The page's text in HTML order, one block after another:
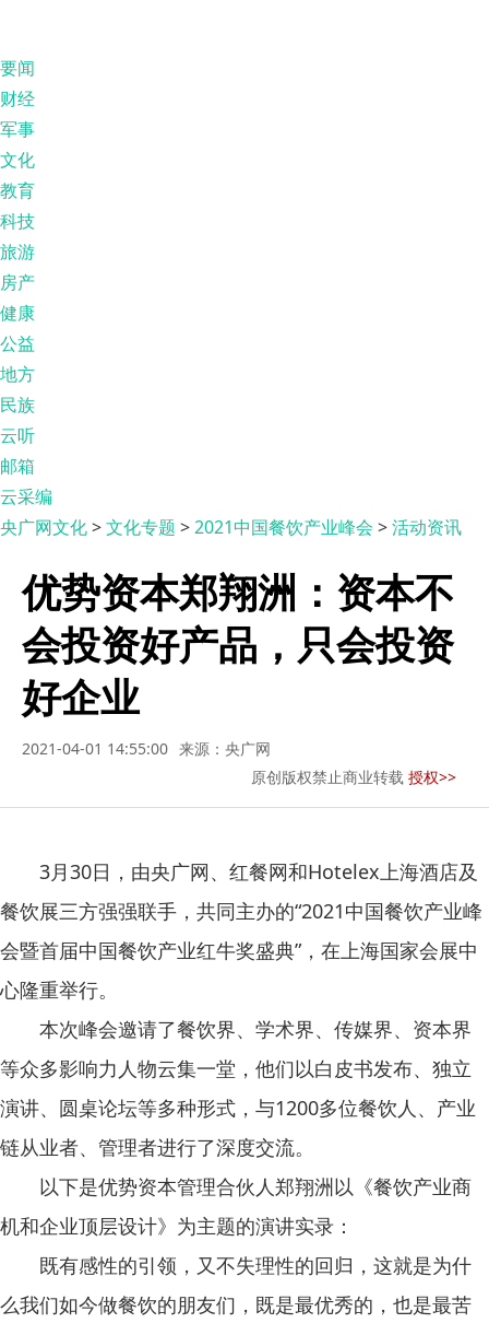
要闻
财经
军事
文化
教育
科技
旅游
房产
健康
公益
地方
民族
云听
邮箱
云采编
央广网文化>文化专题 >2021中国餐饮产业峰会 >活动资讯
优势资本郑翔洲：资本不
会投资好产品，只会投资
好企业
2021-04-01 14:55:00 来源：央广网
原创版权禁止商业转载 授权>>
3月30日，由央广网、红餐网和Hotelex上海酒店及
餐饮展三方强强联手，共同主办的“2021中国餐饮产业峰
会暨首届中国餐饮产业红牛奖盛典”，在上海国家会展中
心隆重举行。
本次峰会邀请了餐饮界、学术界、传媒界、资本界
等众多影响力人物云集一堂，他们以白皮书发布、独立
演讲、圆桌论坛等多种形式，与1200多位餐饮人、产业
链从业者、管理者进行了深度交流。
以下是优势资本管理合伙人郑翔洲以《餐饮产业商
机和企业顶层设计》为主题的演讲实录：
既有感性的引领，又不失理性的回归，这就是为什
么我们如今做餐饮的朋友们，既是最优秀的，也是最苦